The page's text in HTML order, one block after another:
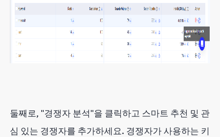
둘째로, "경쟁자 분석"을 클릭하고 스마트 추천 및 관
심 있는 경쟁자를 추가하세요. 경쟁자가 사용하는 키